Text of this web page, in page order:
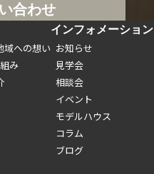
合わせ
域への想い
み
インフォメーション
お知らせ
見学会
相談会
イベント
モデルハウス
コラム
ブログ